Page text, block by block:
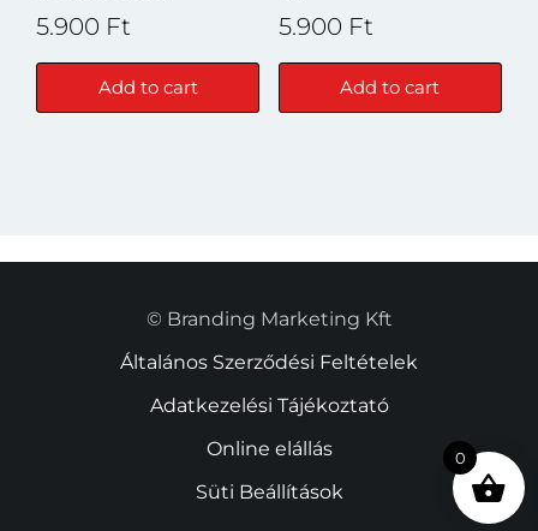
5.900 Ft
Add to cart
5.900 Ft
Add to cart
© Branding Marketing Kft
Általános Szerződési Feltételek
Adatkezelési Tájékoztató
Online elállás
Süti Beállítások
0